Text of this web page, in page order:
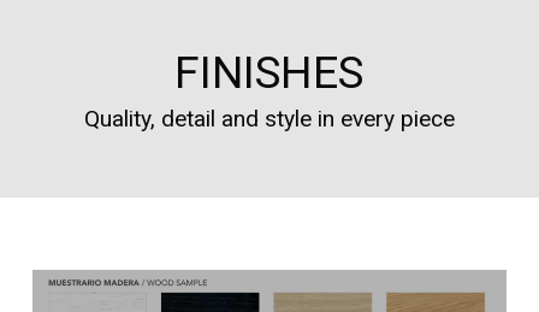
FINISHES
Quality, detail and style in every piece